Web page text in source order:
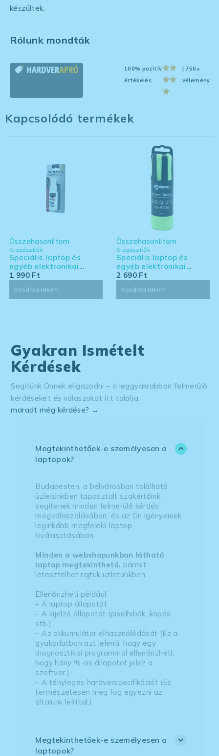
készültek.
Rólunk mondták
100% pozitív
értékelés
| 750+
vélemény
Kapcsolódó termékek
Kiegészítők
Speciális laptop és
egyéb elektronikai
eszköz tisztító készlet -
Összehasonlítom
1 990 Ft
Kosárba rakom
Kiegészítők
Speciális laptop és
egyéb elektronikai
eszköz tisztító készlet -
Összehasonlítom
2 690 Ft
Kosárba rakom
Gyakran Ismételt
Kérdések
Segítünk Önnek eligazodni – a leggyakrabban felmerülő
kérdéseket és válaszokat itt találja.
maradt még kérdése? →
Megtekinthetőek-e személyesen a
laptopok?
Budapesten, a belvárosban található
üzletünkben tapasztalt szakértőink
segítenek minden felmerülő kérdés
megválaszolásában, és az Ön igényeinek
leginkább megfelelő laptop
kiválasztásában.
Minden a webshopunkban látható
laptop megtekinthető, bármit
letesztelhet rajtuk üzletünkben.
Ellenőrizheti például:
– A laptop állapotát
– A kijelző állapotát (pixelhibák, kopás
stb.)
– Az akkumulátor elhasználódását (Ez a
gyakorlatban azt jelenti, hogy egy
diagnosztikai programmal ellenőrizheti,
hogy hány %-os állapotot jelez a
szoftver.)
– A tényleges hardverspecifikációt (Ez
természetesen meg fog egyezni az
általunk leírttal.)
Megtekinthetőek-e személyesen a
laptopok?